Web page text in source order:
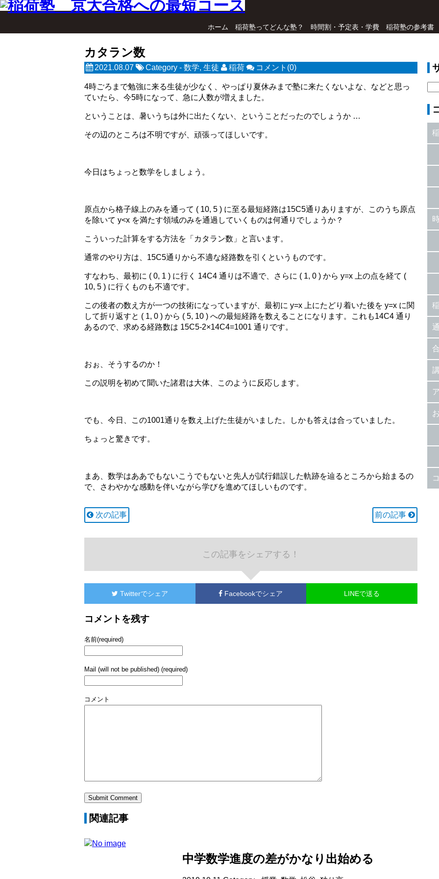
ホーム 稲荷塾ってどんな塾？ 時間割・予定表・学費 稲荷塾の参考書
カタラン数
2021.08.07 Category - 数学, 生徒 稲荷 コメント(0)
4時ごろまで勉強に来る生徒が少なく、やっぱり夏休みまで塾に来たくないよな、などと思っ
ていたら、今5時になって、急に人数が増えました。
ということは、暑いうちは外に出たくない、ということだったのでしょうか …
その辺のところは不明ですが、頑張ってほしいです。
今日はちょっと数学をしましょう。
原点から格子線上のみを通って ( 10, 5 ) に至る最短経路は15C5通りありますが、このうち原点
を除いて y<x を満たす領域のみを通過していくものは何通りでしょうか？
こういった計算をする方法を「カタラン数」と言います。
通常のやり方は、15C5通りから不適な経路数を引くというものです。
すなわち、最初に ( 0, 1 ) に行く 14C4 通りは不適で、さらに ( 1, 0 ) から y=x 上の点を経て (
10, 5 ) に行くものも不適です。
この後者の数え方が一つの技術になっていますが、最初に y=x 上にたどり着いた後を y=x に関
して折り返すと ( 1, 0 ) から ( 5, 10 ) への最短経路を数えることになります。これも14C4 通り
あるので、求める経路数は 15C5-2×14C4=1001 通りです。
おぉ、そうするのか！
この説明を初めて聞いた諸君は大体、このように反応します。
でも、今日、この1001通りを数え上げた生徒がいました。しかも答えは合っていました。
ちょっと驚きです。
まあ、数学はああでもないこうでもないと先人が試行錯誤した軌跡を辿るところから始まるの
で、さわやかな感動を伴いながら学びを進めてほしいものです。
次の記事 前の記事
この記事をシェアする！
Twitterでシェア Facebookでシェア LINEで送る
コメントを残す
名前(required)
Mail (will not be published) (required)
コメント
関連記事
中学数学進度の差がかなり出始める